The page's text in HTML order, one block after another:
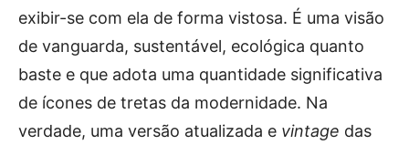
exibir-se com ela de forma vistosa. É uma visão
de vanguarda, sustentável, ecológica quanto
baste e que adota uma quantidade significativa
de ícones de tretas da modernidade. Na
verdade, uma versão atualizada e vintage das